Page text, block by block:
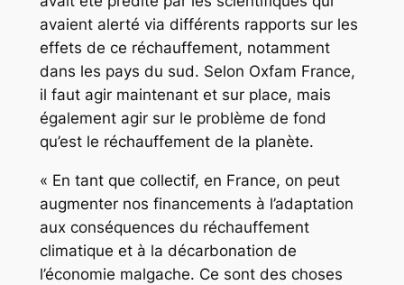
avaient alerté via différents rapports sur les
effets de ce réchauffement, notamment
dans les pays du sud. Selon Oxfam France,
il faut agir maintenant et sur place, mais
également agir sur le problème de fond
qu’est le réchauffement de la planète.
« En tant que collectif, en France, on peut
augmenter nos financements à l’adaptation
aux conséquences du réchauffement
climatique et à la décarbonation de
l’économie malgache. Ce sont des choses